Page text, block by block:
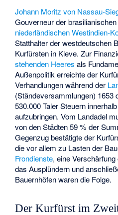
Johann Moritz von Nassau-
Gouverneur der
niederländischen Westindien-
Statthalter der westdeutschen
Kurfürsten in Kleve. Zur
stehenden Heeres als
Außenpolitik erreichte der
Verhandlungen während der
(Ständeversammlungen) 1653
530.000 Taler Steuern
aufzubringen. Vom Landadel
von den Städten 59 % der
Gegenzug bestätigte der
die vor allem zu Lasten der
Frondienste, eine Verschärfung
das Ausplündern und
Bauernhöfen waren die Folge.
Der Kurfürst im